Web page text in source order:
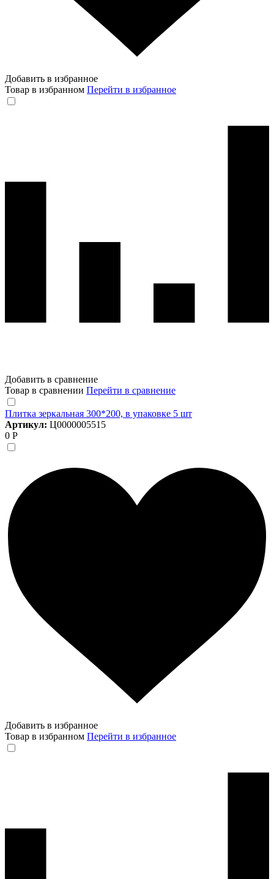
Добавить в избранное
Товар в избранном Перейти в избранное
Добавить в сравнение
Товар в сравнении Перейти в сравнение
Плитка зеркальная 300*200, в упаковке 5 шт
Артикул: Ц0000005515
0 Р
Добавить в избранное
Товар в избранном Перейти в избранное